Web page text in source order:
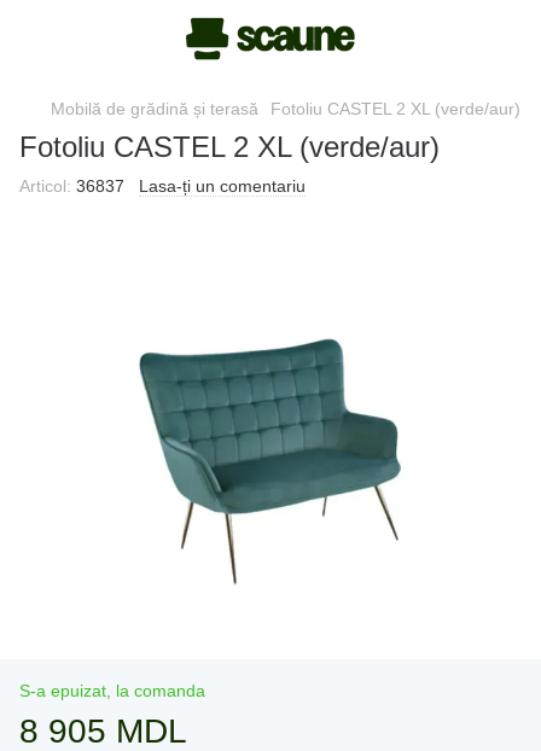
Mobilă de grădină și terasă Fotoliu CASTEL 2 XL (verde/aur)
Fotoliu CASTEL 2 XL (verde/aur)
Articol: 36837 Lasa-ți un comentariu
S-a epuizat, la comanda
8 905 MDL